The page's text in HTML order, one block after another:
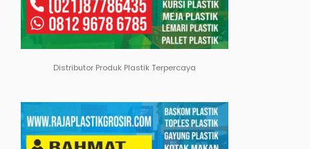
Distributor Produk Plastik Terpercaya